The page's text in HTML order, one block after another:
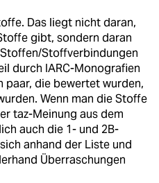
Das liegt nicht daran,
gibt, sondern daran
Stoffverbindungen
durch IARC-Monografien
paar, die bewertet wurden,
Wenn man die Stoffe
taz-Meinung aus dem
auch die 1- und 2B-
anhand der Liste und
Überraschungen